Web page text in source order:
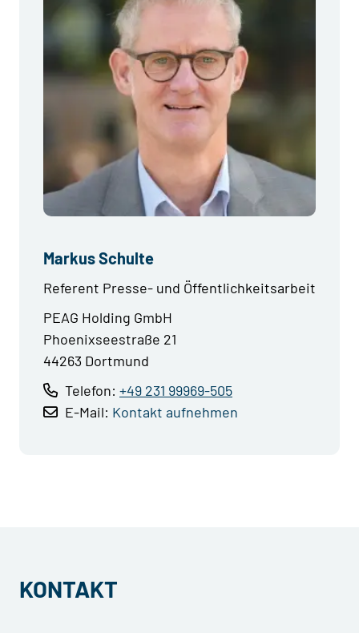
Markus Schulte
Referent Presse- und Öffentlichkeitsarbeit
PEAG Holding GmbH
Phoenixseestraße 21
44263 Dortmund
Telefon: +49 231 99969-505
E-Mail: Kontakt aufnehmen
KONTAKT